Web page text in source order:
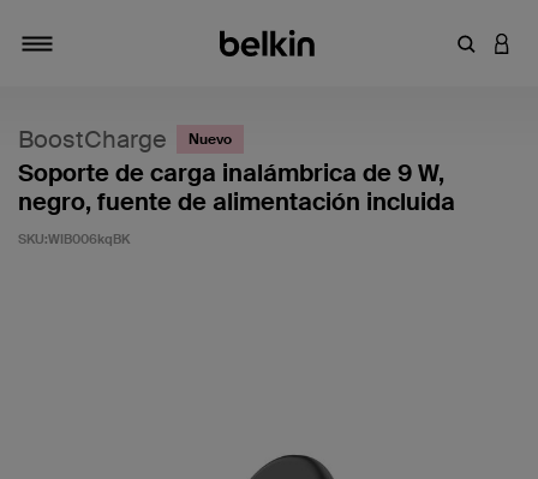
BoostCharge Nuevo
Soporte de carga inalámbrica de 9 W,
negro, fuente de alimentación incluida
SKU:WIB006kqBK